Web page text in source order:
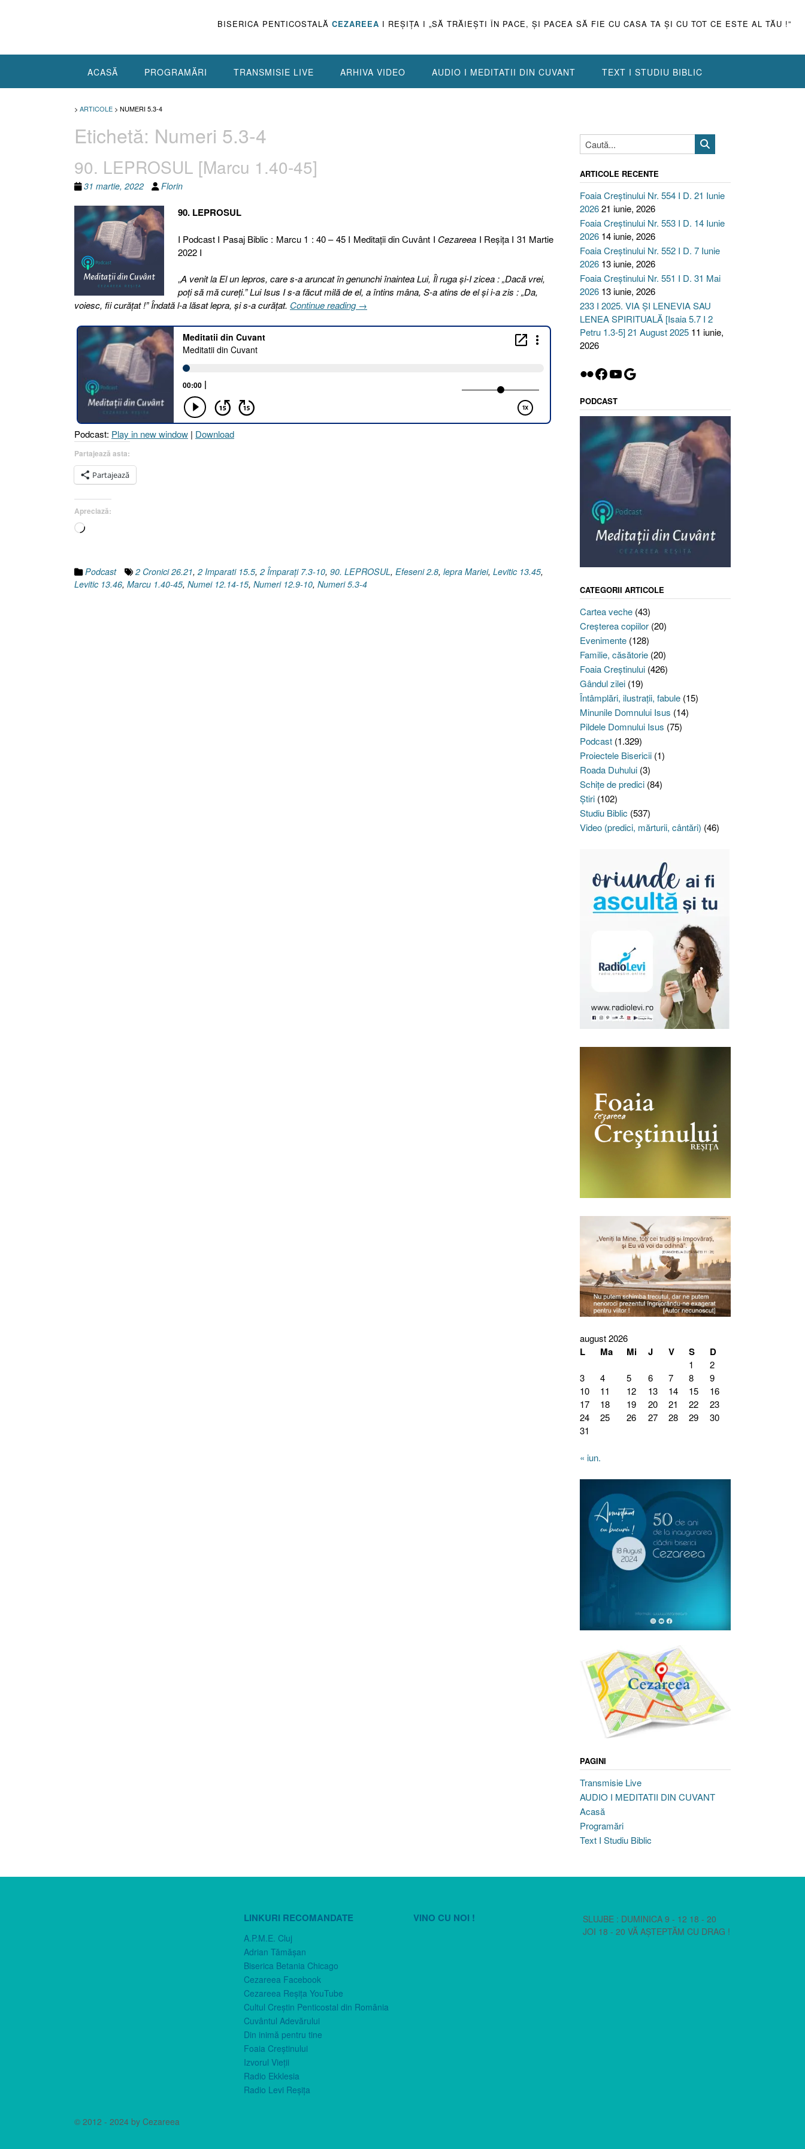
BISERICA PENTICOSTALĂ CEZAREEA I REŞIŢA I „SĂ TRĂIEŞTI ÎN PACE, ŞI PACEA SĂ FIE CU CASA TA ŞI CU TOT CE ESTE AL TĂU !”
ACASĂ PROGRAMĂRI TRANSMISIE LIVE ARHIVA VIDEO AUDIO I MEDITATII DIN CUVANT TEXT I STUDIU BIBLIC
> ARTICOLE > NUMERI 5.3-4
Etichetă: Numeri 5.3-4
90. LEPROSUL [Marcu 1.40-45]
31 martie, 2022 Florin
90. LEPROSUL
I Podcast I Pasaj Biblic : Marcu 1 : 40 – 45 I Meditaţii din Cuvânt I Cezareea I Reşiţa I 31 Martie
2022 I
„A venit la El un lepros, care s-a aruncat în genunchi înaintea Lui, Îl ruga şi-I zicea : „Dacă vrei,
poţi să mă cureţi.” Lui Isus I s-a făcut milă de el, a întins mâna, S-a atins de el şi i-a zis : „Da,
voiesc, fii curăţat !” Îndată l-a lăsat lepra, şi s-a curăţat. Continue reading „90.
[Marcu
→
Podcast: Play in new window | Download
Partajează asta:
Partajează
Apreciază:
Încarc...
Podcast 2 Cronici 26.21, 2 Imparati 15.5, 2 Împaraţi 7.3-10, 90. LEPROSUL, Efeseni 2.8, lepra Mariei, Levitic 13.45,
Levitic 13.46, Marcu 1.40-45, Numei 12.14-15, Numeri 12.9-10, Numeri 5.3-4
ARTICOLE RECENTE
Foaia Creștinului Nr. 554 I D. 21 Iunie
202621 iunie, 2026
Foaia Creștinului Nr. 553 I D. 14 Iunie
2026 14 iunie, 2026
Foaia Creștinului Nr. 552 I D. 7 Iunie
2026 13 iunie, 2026
Foaia Creștinului Nr. 551 I D. 31 Mai
2026 13 iunie, 2026
233 I 2025. VIA ȘI LENEVIA SAU
LENEA SPIRITUALĂ [Isaia 5.7 I 2
Petru 1.3-5] 21 August 2025 11 iunie,
2026
Flickr
Facebook
YouTube
Google
PODCAST
CATEGORII ARTICOLE
Cartea veche(43)
Creşterea copiilor(20)
Evenimente(128)
Familie, căsătorie(20)
Foaia Creştinului(426)
Gândul zilei(19)
Întâmplări, ilustraţii, fabule(15)
Minunile Domnului Isus (14)
Pildele Domnului Isus (75)
Podcast(1.329)
Proiectele Bisericii(1)
Roada Duhului(3)
Schiţe de predici(84)
Ştiri(102)
Studiu Biblic (537)
Video (predici, mărturii, cântări) (46)
august 2026
L Ma Mi J V S D
1
2
3
4 5 6 7 8
9
10
11 12 13 14 15
16
17
18 19 20 21 22
23
24
25 26 27 28 29
30
31
« iun.
PAGINI
Transmisie Live
AUDIO I MEDITATII DIN CUVANT
Acasă
Programări
Text I Studiu Biblic
LINKURI RECOMANDATE
A.P.M.E. Cluj
Adrian Tămăşan
Biserica Betania Chicago
Cezareea Facebook
Cezareea Reşiţa YouTube
Cultul Creştin Penticostal din România
Cuvântul Adevărului
Din inimă pentru tine
Foaia Creştinului
Izvorul Vieţii
Radio Ekklesia
Radio Levi Reşiţa
VINO CU NOI !
SLUJBE : DUMINICA 9 - 12 18 - 20
JOI 18 - 20 VĂ AȘTEPTĂM CU DRAG !
© 2012 - 2024 by Cezareea